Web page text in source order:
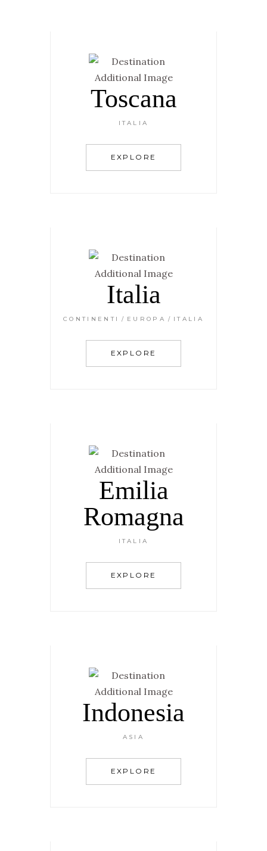
Toscana
ITALIA
EXPLORE
Italia
CONTINENTI EUROPA ITALIA
EXPLORE
Emilia
Romagna
ITALIA
EXPLORE
Indonesia
ASIA
EXPLORE